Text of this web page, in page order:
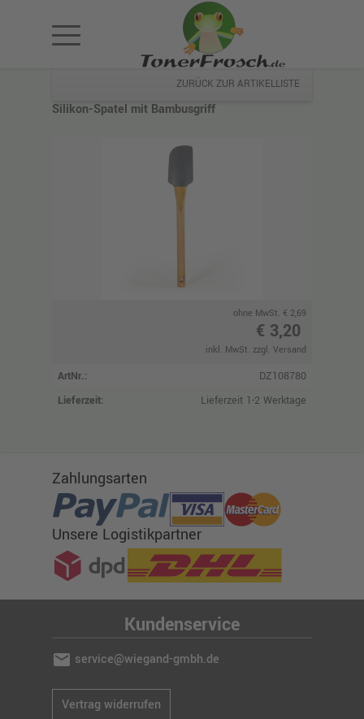
ZURÜCK ZUR ARTIKELLISTE
Silikon-Spatel mit Bambusgriff
ohne MwSt. € 2,69
€ 3,20
inkl. MwSt. zzgl. Versand
ArtNr.:
DZ108780
Lieferzeit:
Lieferzeit 1-2 Werktage
Zahlungsarten
Unsere Logistikpartner
Kundenservice
mail service@wiegand-gmbh.de
Vertrag widerrufen